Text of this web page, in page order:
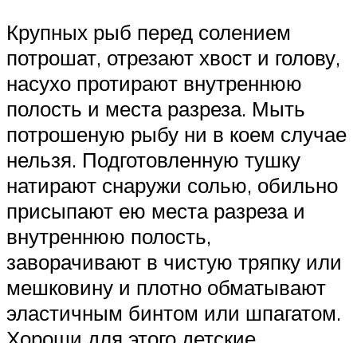
Крупных рыб перед солением
потрошат, отрезают хвост и голову,
насухо протирают внутреннюю
полость и места разреза. Мыть
потрошеную рыбу ни в коем случае
нельзя. Подготовленную тушку
натирают снаружи солью, обильно
присыпают ею места разреза и
внутреннюю полость,
заворачивают в чистую тряпку или
мешковину и плотно обматывают
эластичным бинтом или шпагатом.